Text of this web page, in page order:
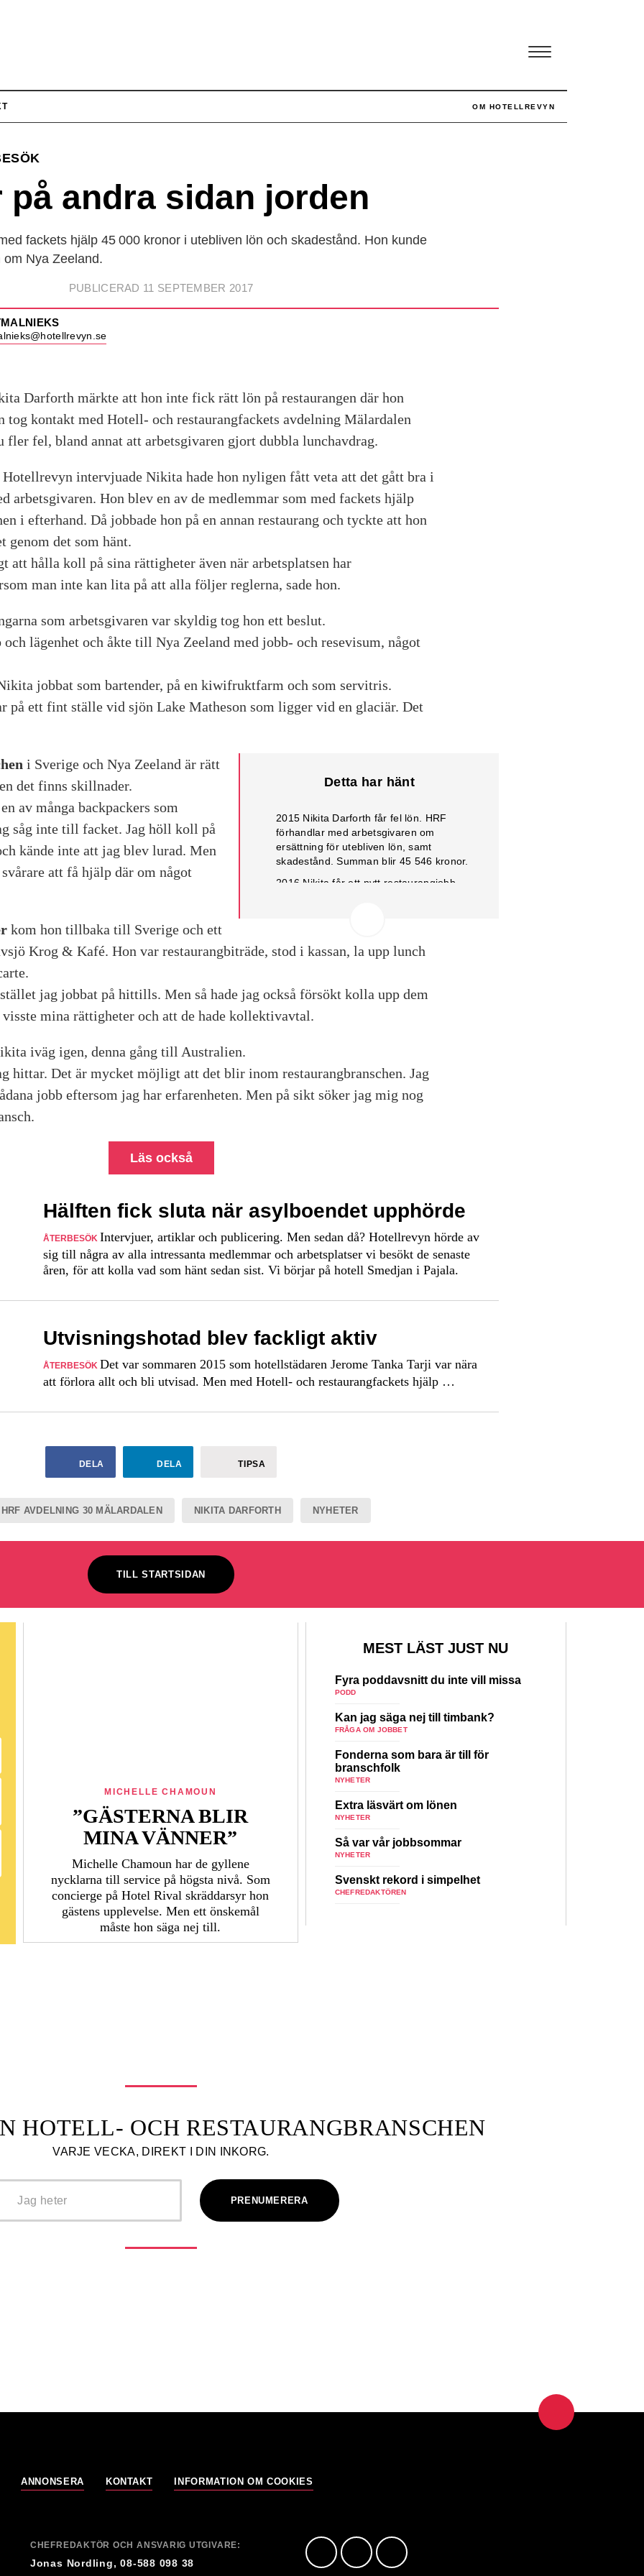
OM HOTELLREVYN
på andra sidan jorden
fackets hjälp 45 000 kronor i utebliven lön och skadestånd. Hon kunde
Nya Zeeland.
PUBLICERAD 11 SEPTEMBER 2017
Darforth märkte att hon inte fick rätt lön på restaurangen där hon
tog kontakt med Hotell- och restaurangfackets avdelning Mälardalen
fler fel, bland annat att arbetsgivaren gjort dubbla lunchavdrag.
Hotellrevyn intervjuade Nikita hade hon nyligen fått veta att det gått bra i
arbetsgivaren. Hon blev en av de medlemmar som med fackets hjälp
i efterhand. Då jobbade hon på en annan restaurang och tyckte att hon
genom det som hänt.
att hålla koll på sina rättigheter även när arbetsplatsen har
man inte kan lita på att alla följer reglerna, sade hon.
som arbetsgivaren var skyldig tog hon ett beslut.
och lägenhet och åkte till Nya Zeeland med jobb- och resevisum, något
jobbat som bartender, på en kiwifruktfarm och som servitris.
på ett fint ställe vid sjön Lake Matheson som ligger vid en glaciär. Det
Detta har hänt
2015 Nikita Darforth får fel lön. HRF
förhandlar med arbetsgivaren om
ersättning för utebliven lön, samt
skadestånd. Summan blir 45 546 kronor.
2016 Nikita får ett nytt restaurangjobb,
Nikita jobbar i Nya Zeeland, och
hon till Australien.
i Sverige och Nya Zeeland är rätt
det finns skillnader.
av många backpackers som
såg inte till facket. Jag höll koll på
kände inte att jag blev lurad. Men
att få hjälp där om något
kom hon tillbaka till Sverige och ett
Krog & Kafé. Hon var restaurangbiträde, stod i kassan, la upp lunch
jag jobbat på hittills. Men så hade jag också försökt kolla upp dem
mina rättigheter och att de hade kollektivavtal.
iväg igen, denna gång till Australien.
hittar. Det är mycket möjligt att det blir inom restaurangbranschen. Jag
jobb eftersom jag har erfarenheten. Men på sikt söker jag mig nog
Läs också
Hälften fick sluta när asylboendet upphörde
ÅTERBESÖK Intervjuer, artiklar och publicering. Men sedan då? Hotellrevyn hörde av
sig till några av alla intressanta medlemmar och arbetsplatser vi besökt de senaste
åren, för att kolla vad som hänt sedan sist. Vi börjar på hotell Smedjan i Pajala.
Utvisningshotad blev fackligt aktiv
ÅTERBESÖK Det var sommaren 2015 som hotellstädaren Jerome Tanka Tarji var nära
att förlora allt och bli utvisad. Men med Hotell- och restaurangfackets hjälp …
DELA DELA TIPSA
HRF AVDELNING 30 MÄLARDALEN NIKITA DARFORTH NYHETER
TILL STARTSIDAN
MICHELLE CHAMOUN
”GÄSTERNA BLIR
MINA VÄNNER”
Michelle Chamoun har de gyllene
nycklarna till service på högsta nivå. Som
concierge på Hotel Rival skräddarsyr hon
gästens upp­levelse. Men ett önskemål
måste hon säga nej till.
MEST LÄST JUST NU
Fyra poddavsnitt du inte vill missa
PODD
Kan jag säga nej till timbank?
FRÅGA OM JOBBET
Fonderna som bara är till för
branschfolk
NYHETER
Extra läsvärt om lönen
NYHETER
Så var vår jobbsommar
NYHETER
Svenskt rekord i simpelhet
CHEFREDAKTÖREN
HOTELL- OCH RESTAURANGBRANSCHEN
VARJE VECKA, DIREKT I DIN INKORG.
ANNONSERA KONTAKT INFORMATION OM COOKIES
CHEFREDAKTÖR OCH ANSVARIG UTGIVARE:
Jonas Nordling, 08-588 098 38